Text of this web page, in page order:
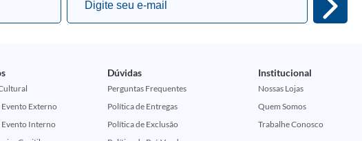
Externo
Evento Interno
Dúvidas
Perguntas Frequentes
Política de Entregas
Política de Exclusão
Institucional
Nossas Lojas
Quem Somos
Trabalhe Conosco